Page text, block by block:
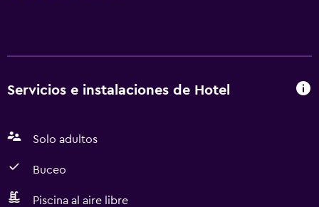
Servicios e instalaciones de Hotel
Solo adultos
Buceo
Piscina al aire libre